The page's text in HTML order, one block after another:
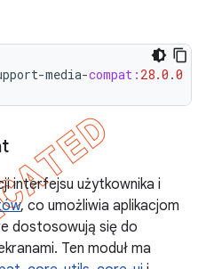
-media-compat: 28.0 .0
interfejsu użytkownika i
, co umożliwia aplikacjom
dostosowują się do
Ten moduł ma